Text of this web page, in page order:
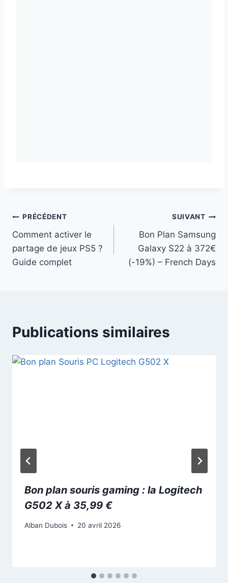
Navigation
de
l’article
PRÉCÉDENT
Comment activer le
partage de jeux PS5 ?
Guide complet
SUIVANT
Bon Plan Samsung
Galaxy S22 à 372€
(-19%) – French Days
Publications similaires
Bon plan souris gaming : la Logitech
G502 X à 35,99 €
Alban Dubois 20 avril 2026